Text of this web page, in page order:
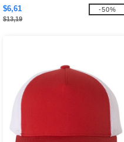
$6,61
$13,19
-50%